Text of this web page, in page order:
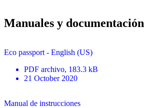
Manuales y documentación
Eco passport - English (US)
PDF archivo, 183.3 kB
21 October 2020
Manual de instrucciones